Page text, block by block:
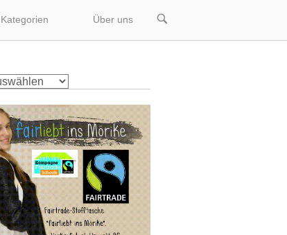
Kategorien Über uns
OPEN
SEARCH